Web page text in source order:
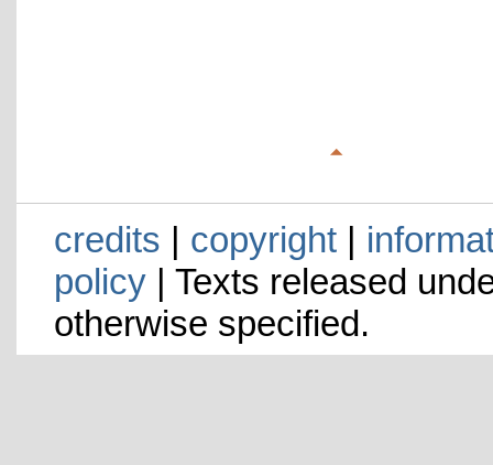
credits | copyright|
policy| Texts released
otherwise specified.